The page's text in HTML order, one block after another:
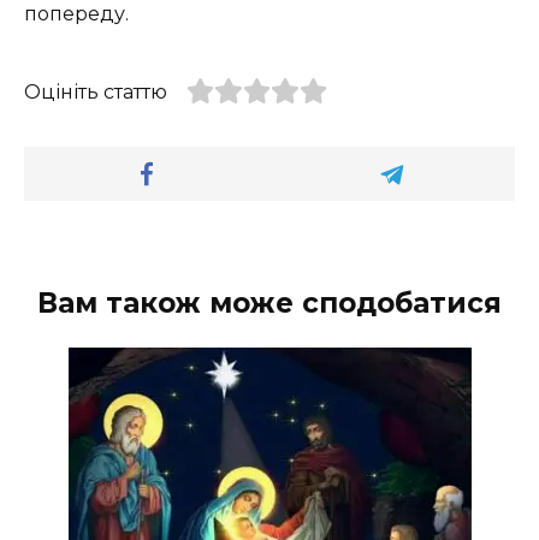
попереду.
Оцініть статтю
Вам також може сподобатися